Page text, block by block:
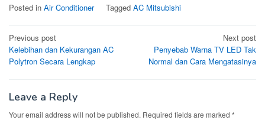
Posted in Air Conditioner Tagged AC Mitsubishi
Post
navigation
Previous post
Kelebihan dan Kekurangan AC
Polytron Secara Lengkap
Next post
Penyebab Warna TV LED Tak
Normal dan Cara Mengatasinya
Leave a Reply
Your email address will not be published. Required fields are marked *